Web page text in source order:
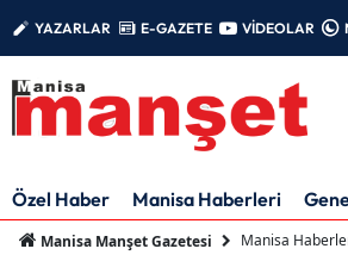
YAZARLAR E-GAZETE VİDEOLAR
Özel Haber Manisa Haberleri
Manisa Manşet Gazetesi Manisa